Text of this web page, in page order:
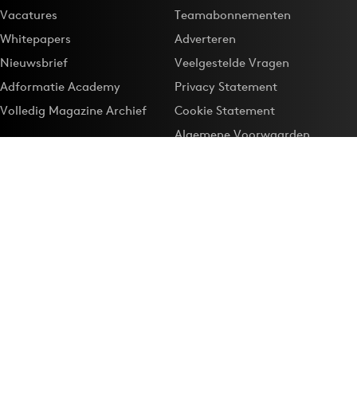
Vacatures
Whitepapers
Nieuwsbrief
Adformatie Academy
Volledig Magazine Archief
Teamabonnementen
Adverteren
Veelgestelde Vragen
Privacy Statement
Cookie Statement
Algemene Voorwaarden